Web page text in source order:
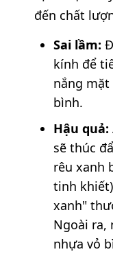
đến chất
Sai lầm:
kính để
nắng
bình.
Hậu quả:
sẽ thúc
rêu xanh
tinh
xanh"
Ngoài ra,
nhựa vỏ